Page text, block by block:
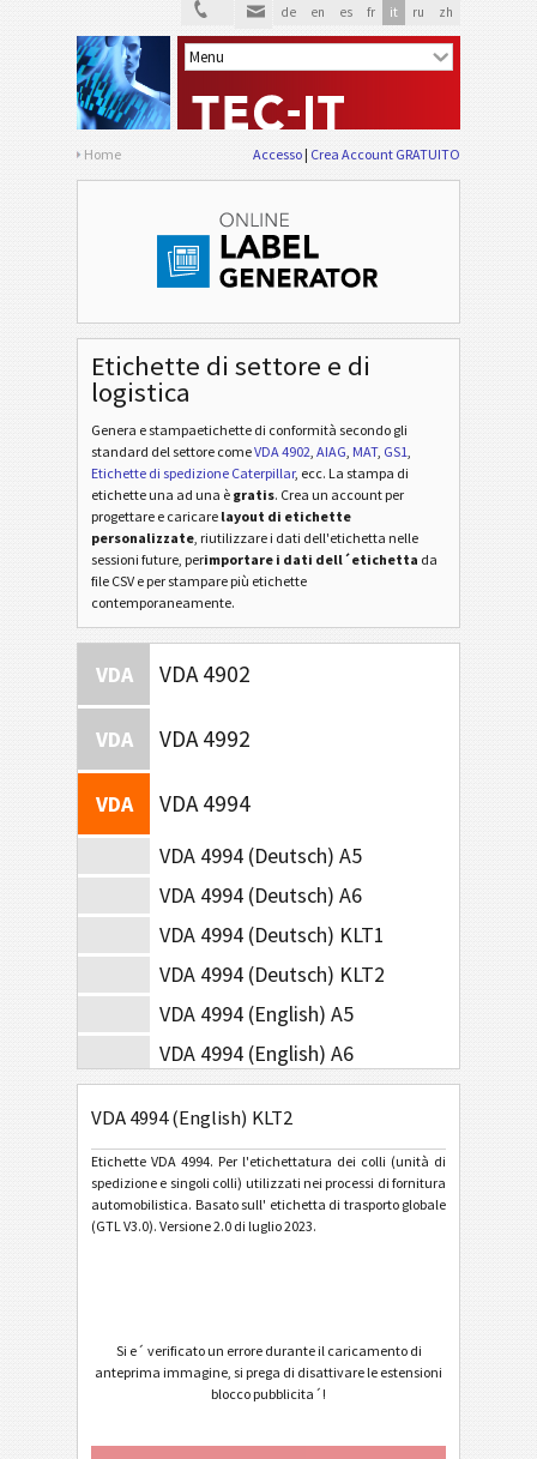
de en es fr it ru zh
Home Accesso Crea Account GRATUITO
Etichette di settore e di
logistica
Genera e stampaetichette di conformità secondo gli
standard del settore comeVDA 4902, AIAG, MAT, GS1,
Etichette di spedizione Caterpillar, ecc. La stampa di
etichette una ad una è gratis. Crea un account per
progettare e caricare layout di etichette
personalizzate, riutilizzare i dati dell'etichetta nelle
sessioni future, perimportare i dati dell´etichetta da
file CSV e per stampare più etichette
contemporaneamente.
VDA VDA 4902
VDA VDA 4992
VDA VDA 4994
VDA 4994 (Deutsch) A5
VDA 4994 (Deutsch) A6
VDA 4994 (Deutsch) KLT1
VDA 4994 (Deutsch) KLT2
VDA 4994 (English) A5
VDA 4994 (English) A6
VDA 4994 (English) KLT1
VDA 4994 (English) KLT2
F
Ford GTL
VW Volkswagen GTL
GM General Motors
VDA 4994 (English) KLT2
Etichette VDA 4994. Per l'etichettatura dei colli (unità di
spedizione e singoli colli) utilizzati nei processi di fornitura
automobilistica. Basato sull' etichetta di trasporto globale
(GTL V3.0). Versione 2.0 di luglio 2023.
Si e´ verificato un errore durante il caricamento di
anteprima immagine, si prega di disattivare le estensioni
blocco pubblicita´!